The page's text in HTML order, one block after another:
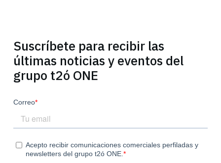
Suscríbete para recibir las
últimas noticias y eventos del
grupo t2ó ONE